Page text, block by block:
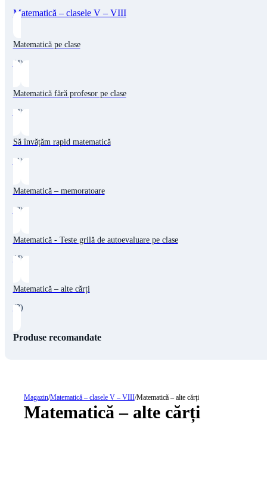
Magazin/Matematică – clasele V – VIII/Matematică – alte cărți
Matematică – alte cărți
Matematică – clasele V – VIII
Matematică pe clase
(4)
Matematică fără profesor pe clase
(4)
Să învățăm rapid matematică
(1)
Matematică – memoratoare
(3)
Matematică - Teste grilă de autoevaluare pe clase
(4)
Matematică – alte cărți
(3)
Produse recomandate